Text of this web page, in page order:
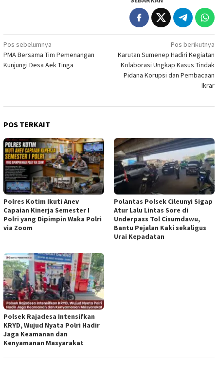
Navigasi
pos
Pos sebelumnya
PMA Bersama Tim Pemenangan
Kunjungi Desa Aek Tinga
Pos berikutnya
Karutan Sumenep Hadiri Kegiatan
Kolaborasi Ungkap Kasus Tindak
Pidana Korupsi dan Pembacaan
Ikrar
POS TERKAIT
Polres Kotim Ikuti Anev
Capaian Kinerja Semester I
Polri yang Dipimpin Waka Polri
via Zoom
Polantas Polsek Cileunyi Sigap
Atur Lalu Lintas Sore di
Underpass Tol Cisumdawu,
Bantu Pejalan Kaki sekaligus
Urai Kepadatan
Polsek Rajadesa Intensifkan
KRYD, Wujud Nyata Polri Hadir
Jaga Keamanan dan
Kenyamanan Masyarakat